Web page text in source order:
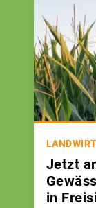
Jetzt
in